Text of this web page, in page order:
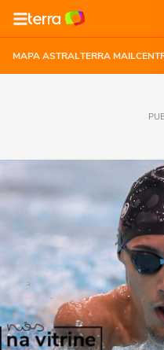
MAPA ASTRALTERRA MAIL